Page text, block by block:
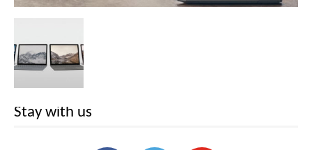
Stay with us